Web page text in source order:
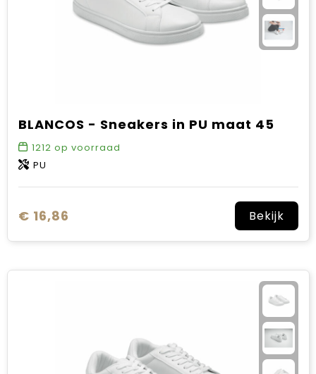
BLANCOS - Sneakers in PU maat 45
1212 op voorraad
PU
€ 16,86 Bekijk